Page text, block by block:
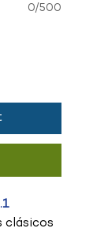
0/500
clásicos